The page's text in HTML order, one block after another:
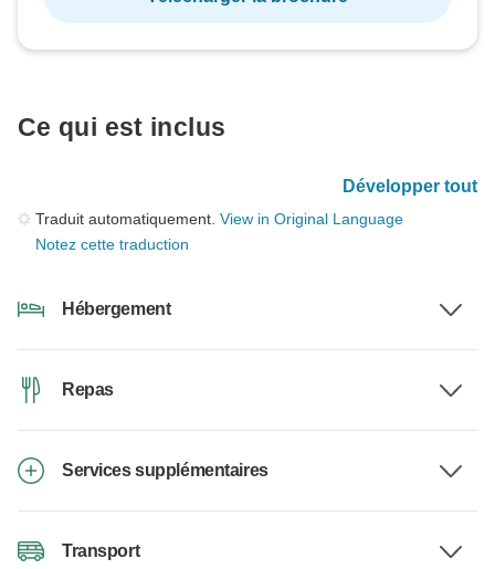
Ce qui est inclus
Développer tout
Traduit automatiquement. View in Original Language
Notez cette traduction
Hébergement
Repas
Services supplémentaires
Transport